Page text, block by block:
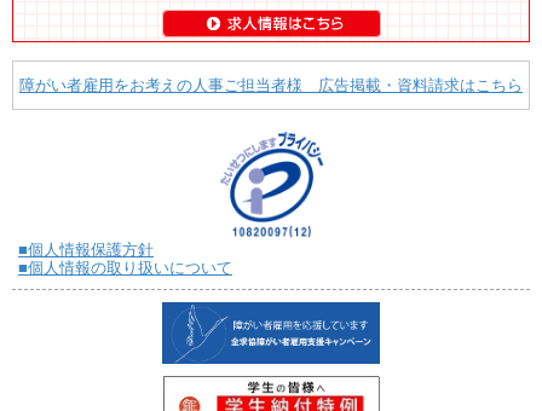
障がい者雇用をお考えの人事ご担当者様 広告掲載・資料請求はこちら
■個人情報保護方針
■個人情報の取り扱いについて